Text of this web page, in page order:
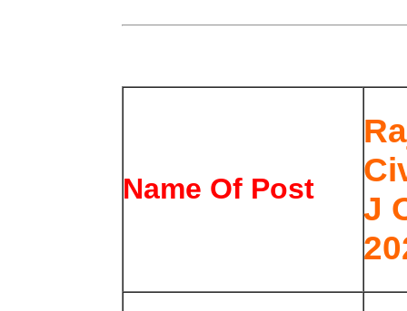
Name Of Post
J